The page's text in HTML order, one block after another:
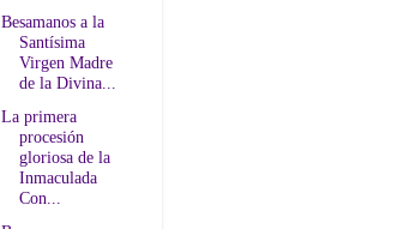
Besamanos a la
Santísima
Virgen Madre
de la Divina...
La primera
procesión
gloriosa de la
Inmaculada
Con...